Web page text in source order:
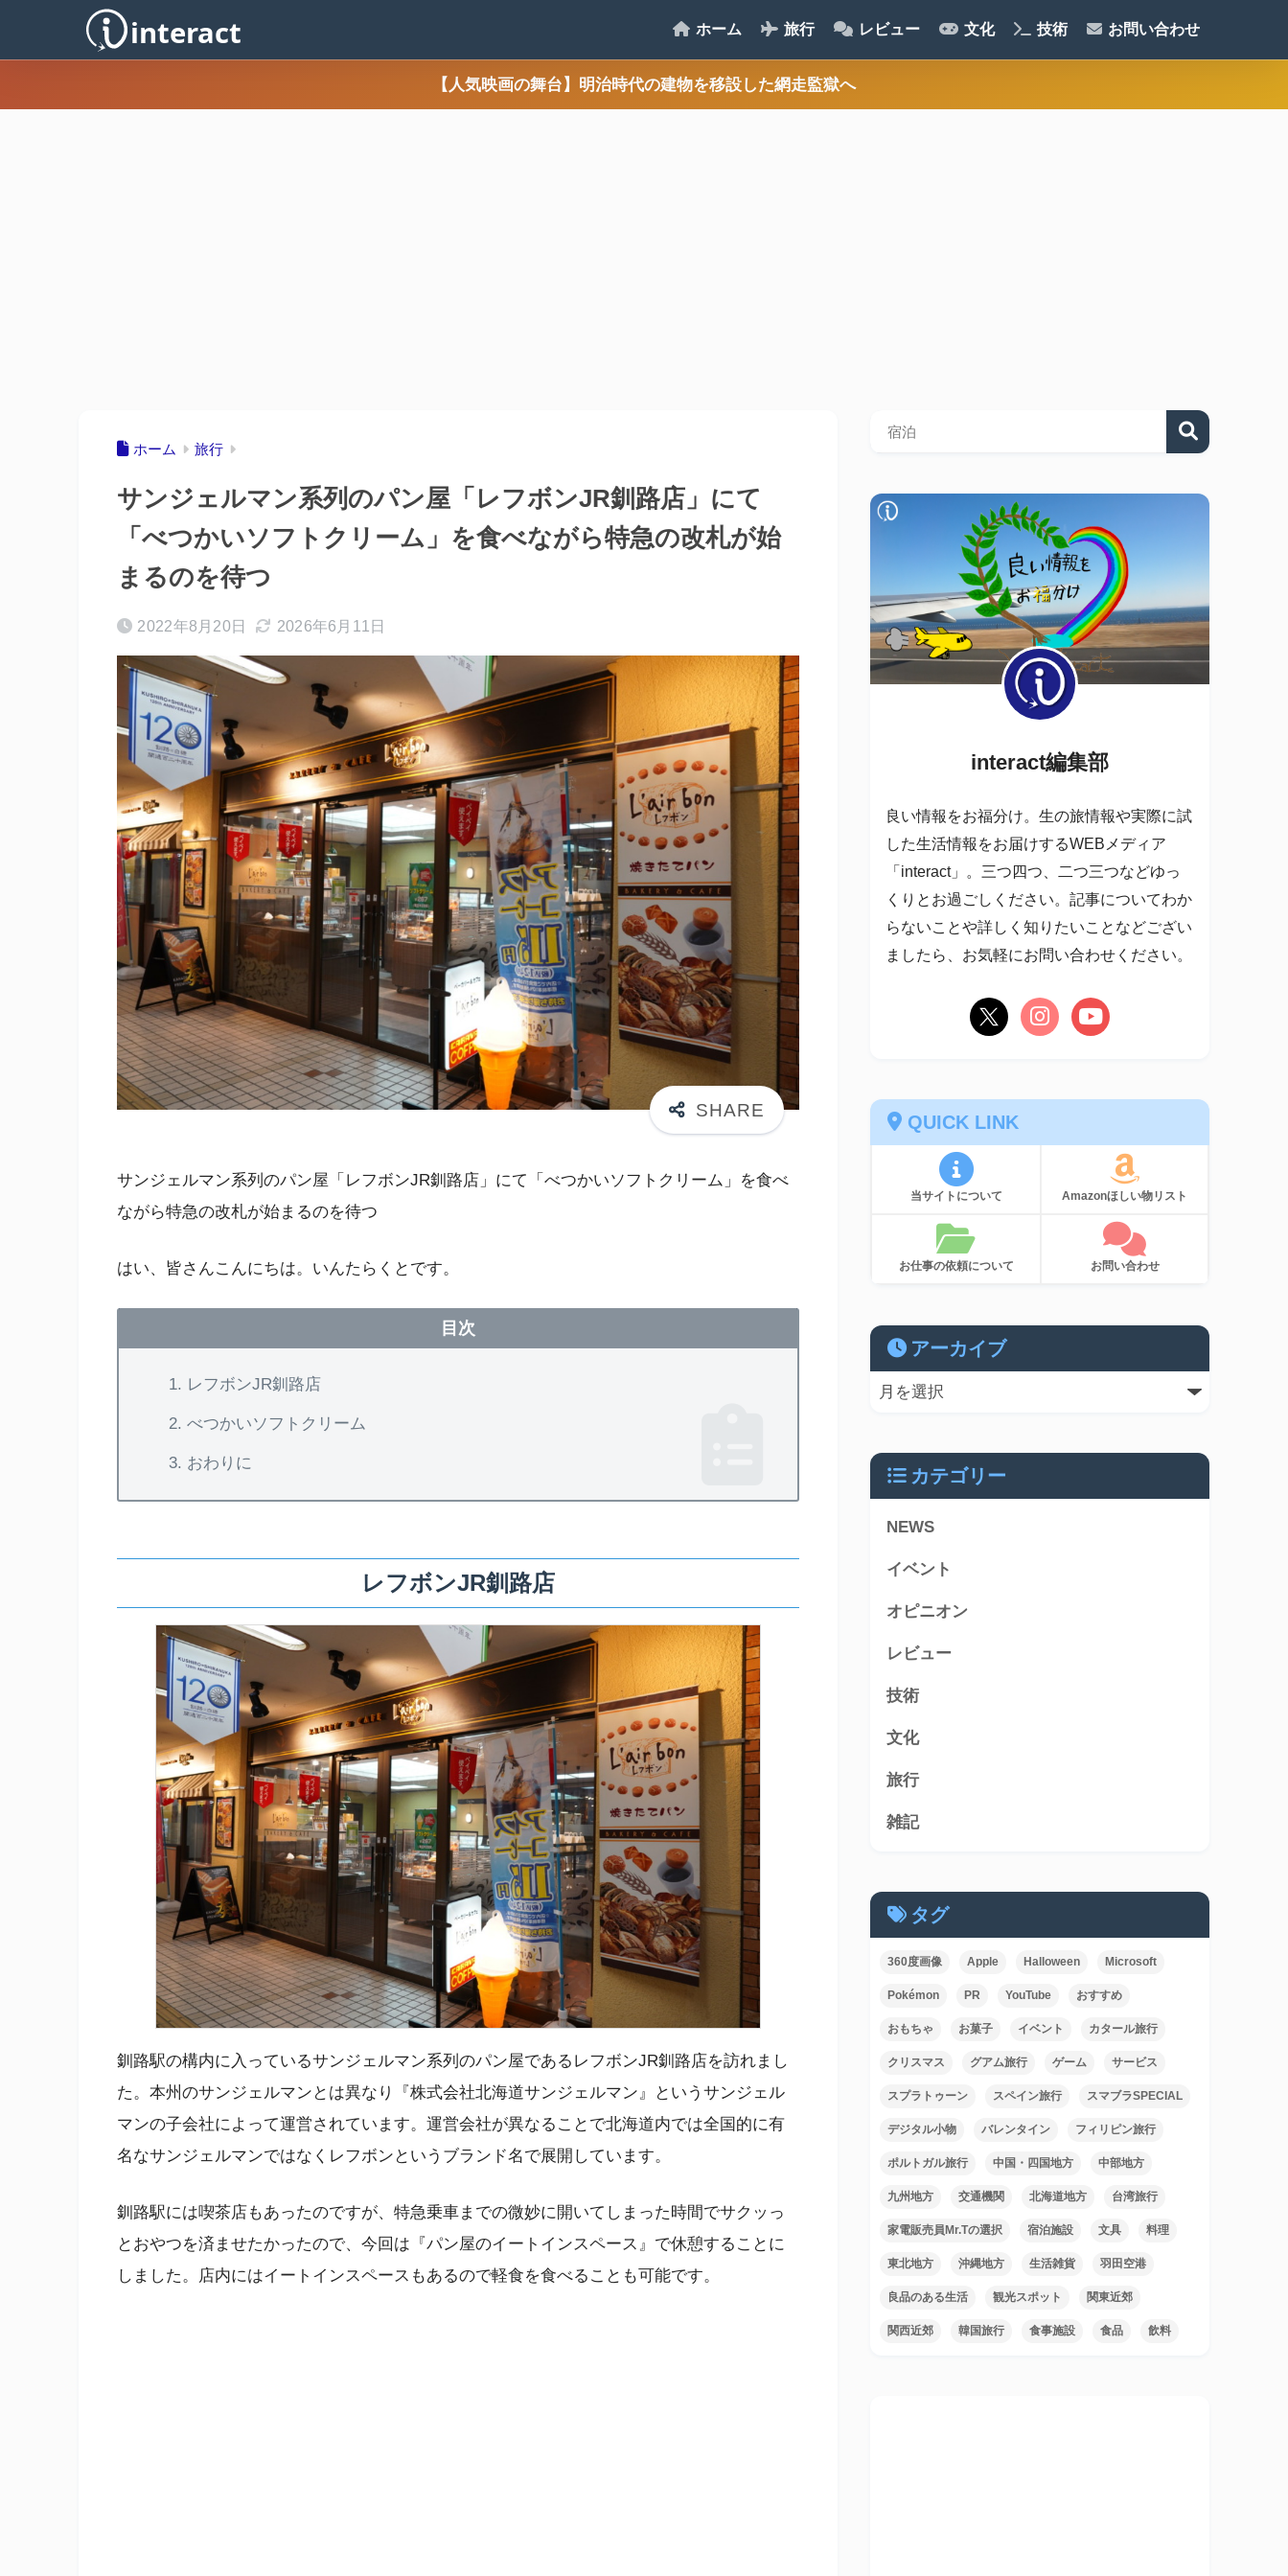
ホーム 旅行 レビュー 文化 技術 お問い合わせ
【人気映画の舞台】明治時代の建物を移設した網走監獄へ
ホーム 旅行
サンジェルマン系列のパン屋「レフボンJR釧路店」にて
「べつかいソフトクリーム」を食べながら特急の改札が始
まるのを待つ
2022年8月20日 2026年6月11日
サンジェルマン系列のパン屋「レフボンJR釧路店」にて「べつかいソフトクリーム」を食べ
ながら特急の改札が始まるのを待つ
はい、皆さんこんにちは。いんたらくとです。
目次
レフボンJR釧路店
べつかいソフトクリーム
おわりに
レフボンJR釧路店
釧路駅の構内に入っているサンジェルマン系列のパン屋であるレフボンJR釧路店を訪れまし
た。本州のサンジェルマンとは異なり『株式会社北海道サンジェルマン』というサンジェル
マンの子会社によって運営されています。運営会社が異なることで北海道内では全国的に有
名なサンジェルマンではなくレフボンというブランド名で展開しています。
釧路駅には喫茶店もあったのですが、特急乗車までの微妙に開いてしまった時間でサクッっ
とおやつを済ませたかったので、今回は『パン屋のイートインスペース』で休憩することに
しました。店内にはイートインスペースもあるので軽食を食べることも可能です。
interact編集部
良い情報をお福分け。生の旅情報や実際に試
した生活情報をお届けするWEBメディア
「interact」。三つ四つ、二つ三つなどゆっ
くりとお過ごしください。記事についてわか
らないことや詳しく知りたいことなどござい
ましたら、お気軽にお問い合わせください。
QUICK LINK
当サイトについて Amazonほしい物リスト
お仕事の依頼について お問い合わせ
アーカイブ
カテゴリー
NEWS
イベント
オピニオン
レビュー
技術
文化
旅行
雑記
タグ
360度画像 Apple Halloween Microsoft
Pokémon PR YouTube おすすめ
おもちゃ お菓子 イベント カタール旅行
クリスマス グアム旅行 ゲーム サービス
スプラトゥーン スペイン旅行 スマブラSPECIAL
デジタル小物 バレンタイン フィリピン旅行
ポルトガル旅行 中国・四国地方 中部地方
九州地方 交通機関 北海道地方 台湾旅行
家電販売員Mr.Tの選択 宿泊施設 文具 料理
東北地方 沖縄地方 生活雑貨 羽田空港
良品のある生活 観光スポット 関東近郊
関西近郊 韓国旅行 食事施設 食品 飲料